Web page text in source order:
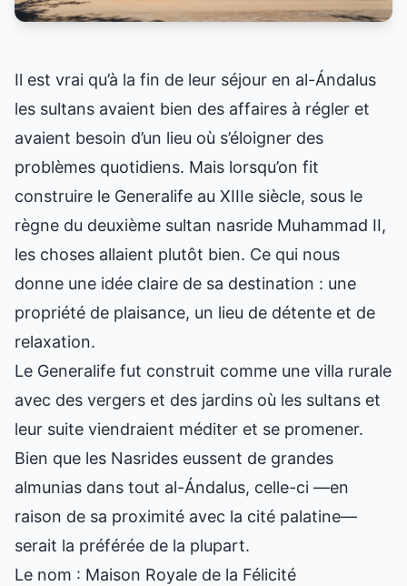
Il est vrai qu’à la fin de leur séjour en al-Ándalus
les sultans avaient bien des affaires à régler et
avaient besoin d’un lieu où s’éloigner des
problèmes quotidiens. Mais lorsqu’on fit
construire le Generalife au XIIIe siècle, sous le
règne du deuxième sultan nasride Muhammad II,
les choses allaient plutôt bien. Ce qui nous
donne une idée claire de sa destination : une
propriété de plaisance, un lieu de détente et de
relaxation.
Le Generalife fut construit comme une villa rurale
avec des vergers et des jardins où les sultans et
leur suite viendraient méditer et se promener.
Bien que les Nasrides eussent de grandes
almunias dans tout al-Ándalus, celle-ci —en
raison de sa proximité avec la cité palatine—
serait la préférée de la plupart.
Le nom : Maison Royale de la Félicité